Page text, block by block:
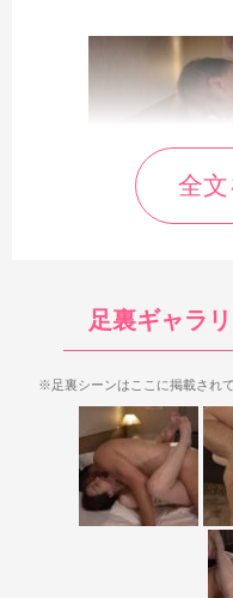
足裏が登場するのは1，
はやや多め。ほぼ全てセッ
ホールドの足裏が多いのが
妙なところもありますが
ィニッシュ足裏も見られる
全
足裏ギャラ
※足裏シーンはここに掲載され